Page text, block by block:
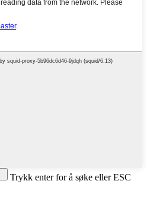
Trykk enter for å søke eller ESC